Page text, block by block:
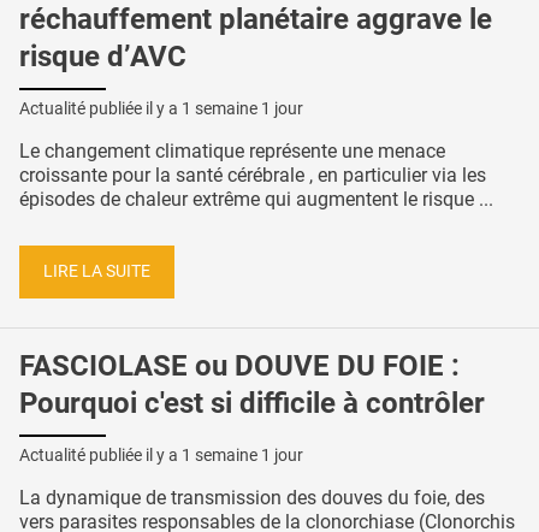
réchauffement planétaire aggrave le
risque d’AVC
Actualité publiée il y a 1 semaine 1 jour
Le changement climatique représente une menace
croissante pour la santé cérébrale , en particulier via les
épisodes de chaleur extrême qui augmentent le risque ...
LIRE LA SUITE
FASCIOLASE ou DOUVE DU FOIE :
Pourquoi c'est si difficile à contrôler
Actualité publiée il y a 1 semaine 1 jour
La dynamique de transmission des douves du foie, des
vers parasites responsables de la clonorchiase (Clonorchis